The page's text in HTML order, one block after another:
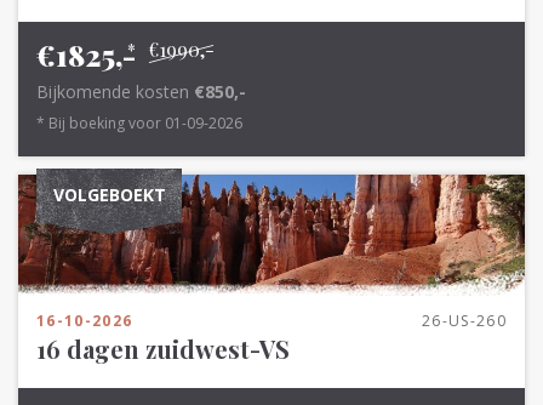
€1990,-
€1825,-
*
Bijkomende kosten €850,-
* Bij boeking voor 01-09-2026
VOLGEBOEKT
16-10-2026 26-US-260
16 dagen zuidwest-VS